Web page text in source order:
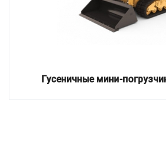
Гусеничные мини-